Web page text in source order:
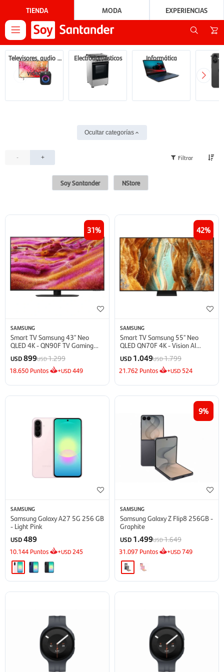
TIENDA MODA EXPERIENCIAS

Televisores, audio y
video
Electrodomésticos Informática
Ocultar categorías
- +
Soy Santander NStore
31
SAMSUNG
Smart TV Samsung 43'' Neo
QLED 4K - QN90F TV Gaming
USD899USD1.299
18.650 Puntos +USD449
42
SAMSUNG
Smart TV Samsung 55'' Neo
QLED QN70F 4K - Vision AI
USD 1.049USD1.799
21.762 Puntos +USD 524
SAMSUNG
Samsung Galaxy A27 5G 256 GB
- Light Pink
USD489
10.144 Puntos +USD 245
9
SAMSUNG
Samsung Galaxy Z Flip8 256GB -
Graphite
USD 1.499USD1.649
31.097 Puntos +USD749